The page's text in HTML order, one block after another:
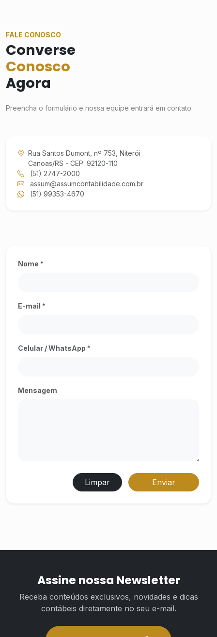
FALE CONOSCO
Converse
Conosco
Agora
Preencha o formulário e nossa equipe entrará em contato.
Rua Santos Dumont, nº 753, Niterói
Canoas/RS - CEP: 92120-110
(51) 2747-2000
assum@assumcontabilidade.com.br
(51) 99353-4670
Nome *
E-mail *
Celular / WhatsApp *
Mensagem
Limpar Enviar
Assine nossa Newsletter
Receba conteúdos exclusivos, novidades e dicas
contábeis diretamente no seu e-mail.